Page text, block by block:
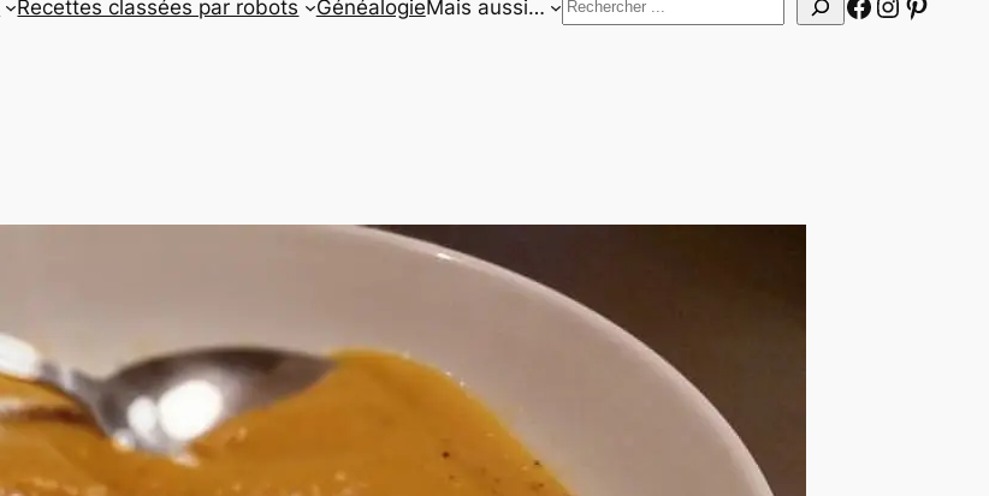
Recettes classées par robots GénéalogieMais aussi…